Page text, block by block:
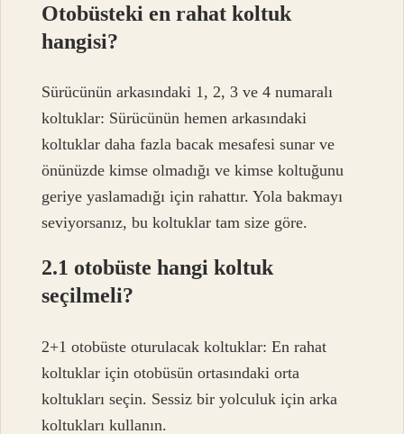
Otobüsteki en rahat koltuk
hangisi?
Sürücünün arkasındaki 1, 2, 3 ve 4 numaralı
koltuklar: Sürücünün hemen arkasındaki
koltuklar daha fazla bacak mesafesi sunar ve
önünüzde kimse olmadığı ve kimse koltuğunu
geriye yaslamadığı için rahattır. Yola bakmayı
seviyorsanız, bu koltuklar tam size göre.
2.1 otobüste hangi koltuk
seçilmeli?
2+1 otobüste oturulacak koltuklar: En rahat
koltuklar için otobüsün ortasındaki orta
koltukları seçin. Sessiz bir yolculuk için arka
koltukları kullanın.